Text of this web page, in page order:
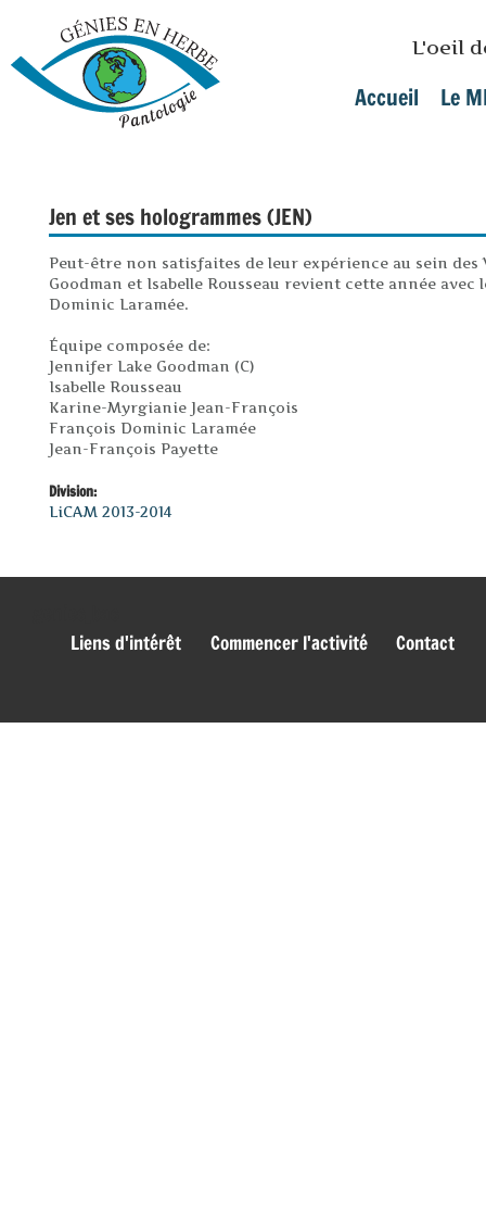
L'oeil
Main menu
Accueil Le
Jen et ses hologrammes (JEN)
Peut-être non satisfaites de leur expérience au sein
Goodman et Isabelle Rousseau revient cette année
Dominic Laramée.
Équipe composée de:
Jennifer Lake Goodman (C)
Isabelle Rousseau
Karine-Myrgianie Jean-François
François Dominic Laramée
Jean-François Payette
Division:
LiCAM 2013-2014
Liens d'intérêt Commencer l'activité Contact